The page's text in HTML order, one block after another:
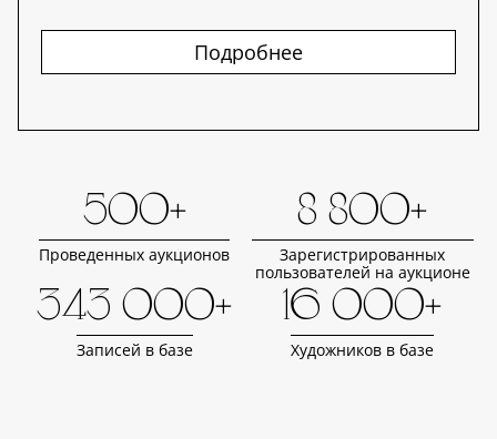
Подробнее
500+
Проведенных аукционов
8 800+
Зарегистрированных
пользователей на аукционе
343 000+
Записей в базе
16 000+
Художников в базе